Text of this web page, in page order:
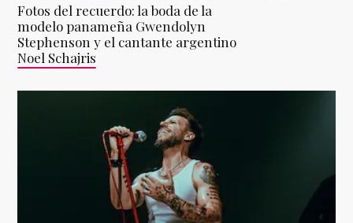
Fotos del recuerdo: la boda de la
modelo panameña Gwendolyn
Stephenson y el cantante argentino
Noel Schajris